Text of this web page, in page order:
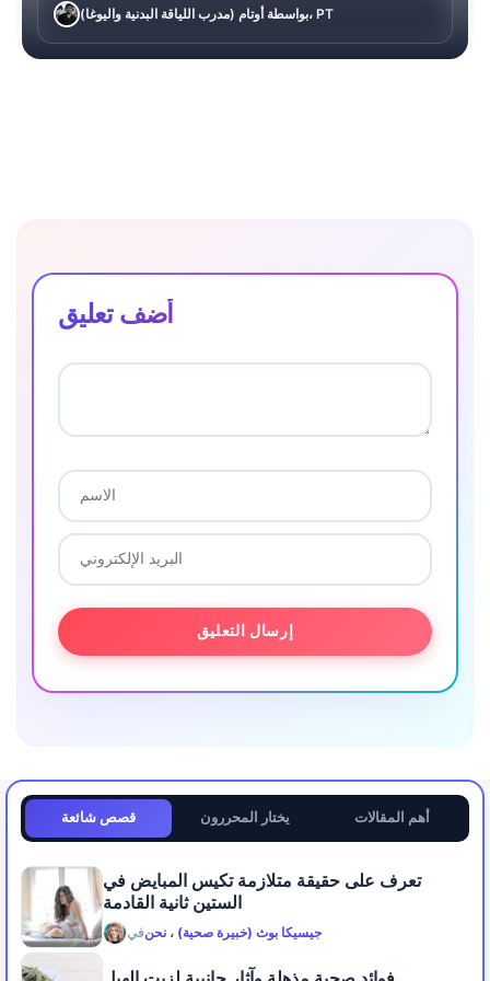
بواسطة أوتام (مدرب اللياقة البدنية واليوغا)، PT
أضف تعليق
قصص شائعة يختار المحررون أهم المقالات
تعرف على حقيقة متلازمة تكيس المبايض في
الستين ثانية القادمة
فيجيسيكا بوث (خبيرة صحية) ، نحن